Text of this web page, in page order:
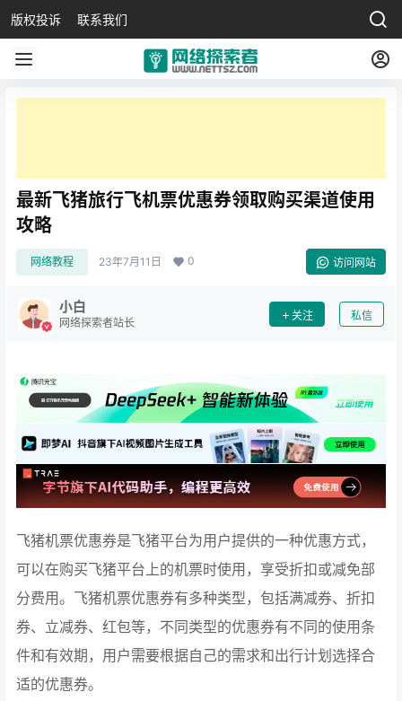
版权投诉 联系我们
最新飞猪旅行飞机票优惠券领取购买渠道使用
攻略
网络教程 23年7月11日 0 访问网站
小白
网络探索者站长
关注 私信
飞猪机票优惠券是飞猪平台为用户提供的一种优惠方式，
可以在购买飞猪平台上的机票时使用，享受折扣或减免部
分费用。飞猪机票优惠券有多种类型，包括满减券、折扣
券、立减券、红包等，不同类型的优惠券有不同的使用条
件和有效期，用户需要根据自己的需求和出行计划选择合
适的优惠券。